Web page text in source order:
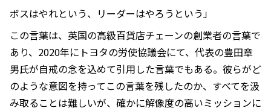
ボスはやれという、リーダーはやろうという」
この言葉は、英国の高級百貨店チェーンの創業者の言葉で
あり、2020年にトヨタの労使協議会にて、代表の豊田章
男氏が自戒の念を込めて引用した言葉でもある。彼らがど
のような意図を持ってこの言葉を残したのか、すべてを汲
み取ることは難しいが、確かに解像度の高いミッションに